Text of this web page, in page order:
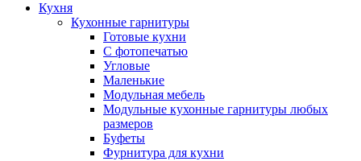
Кухня
Кухонные гарнитуры
Готовые кухни
С фотопечатью
Угловые
Маленькие
Модульная мебель
Модульные кухонные гарнитуры любых
размеров
Буфеты
Фурнитура для кухни